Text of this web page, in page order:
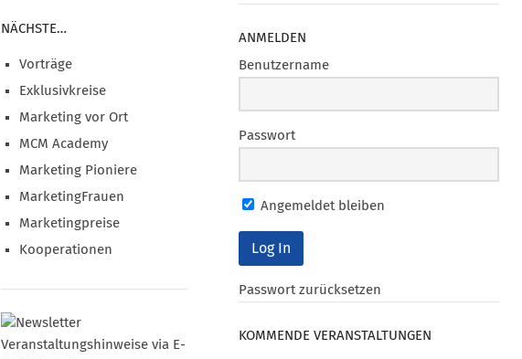
ANMELDEN
Benutzername
Passwort
Angemeldet bleiben
Passwort zurücksetzen
KOMMENDE VERANSTALTUNGEN
NÄCHSTE…
Vorträge
Exklusivkreise
Marketing vor Ort
MCM Academy
Marketing Pioniere
MarketingFrauen
Marketingpreise
Kooperationen
Veranstaltungshinweise via E-